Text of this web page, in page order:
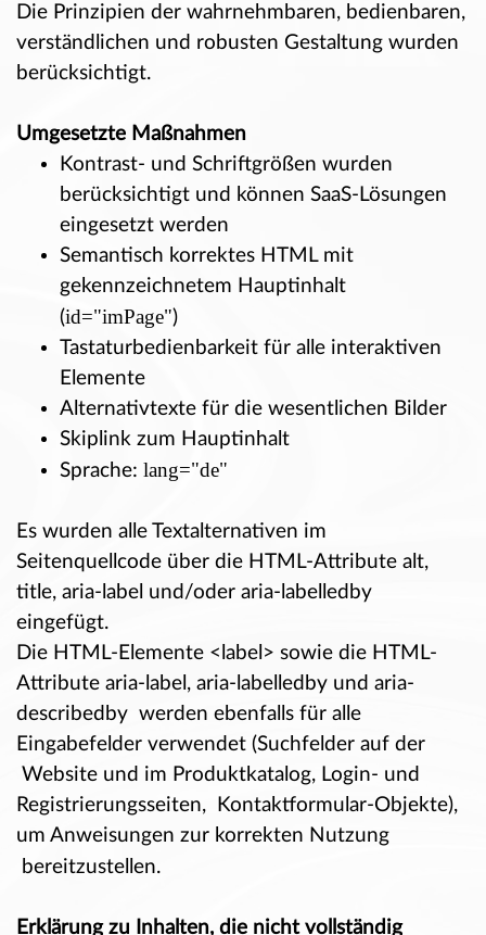
Die Prinzipien der wahrnehmbaren, bedienbaren,
verständlichen und robusten Gestaltung wurden
berücksichtigt.
Umgesetzte Maßnahmen
Kontrast- und Schriftgrößen wurden
berücksichtigt und können SaaS-Lösungen
eingesetzt werden
Semantisch korrektes HTML mit
gekennzeichnetem Hauptinhalt
(id="imPage")
Tastaturbedienbarkeit für alle interaktiven
Elemente
Alternativtexte für die wesentlichen Bilder
Skiplink zum Hauptinhalt
Sprache: lang="de"
Es wurden alle Textalternativen im
Seitenquellcode über die HTML-Attribute alt,
title, aria-label und/oder aria-labelledby
eingefügt.
Die HTML-Elemente <label> sowie die HTML-
Attribute aria-label, aria-labelledby und aria-
describedby werden ebenfalls für alle
Eingabefelder verwendet (Suchfelder auf der
Website und im Produktkatalog, Login- und
Registrierungsseiten, Kontaktformular-Objekte),
um Anweisungen zur korrekten Nutzung
bereitzustellen.
Erklärung zu Inhalten, die nicht vollständig